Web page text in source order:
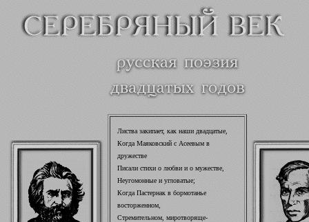
Листва закипает, как наши двадцатые,
Когда Маяковский с Асеевым в
дружестве
Писали стихи о любви и о мужестве,
Неугомонные и угловатые;
Когда Пастернак в бормотанье
восторженном,
Стремительном, миротворяще-